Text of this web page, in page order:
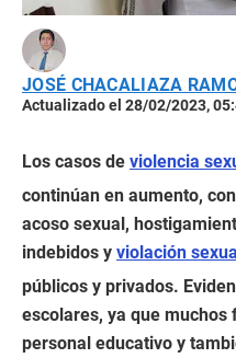
JOSÉ CHACALIAZA
Actualizado el 28/02/2023,
Los casos de violencia
continúan en aumento,
acoso sexual,
indebidos y violación sexual
públicos y privados.
escolares, ya que muchos
personal educativo y